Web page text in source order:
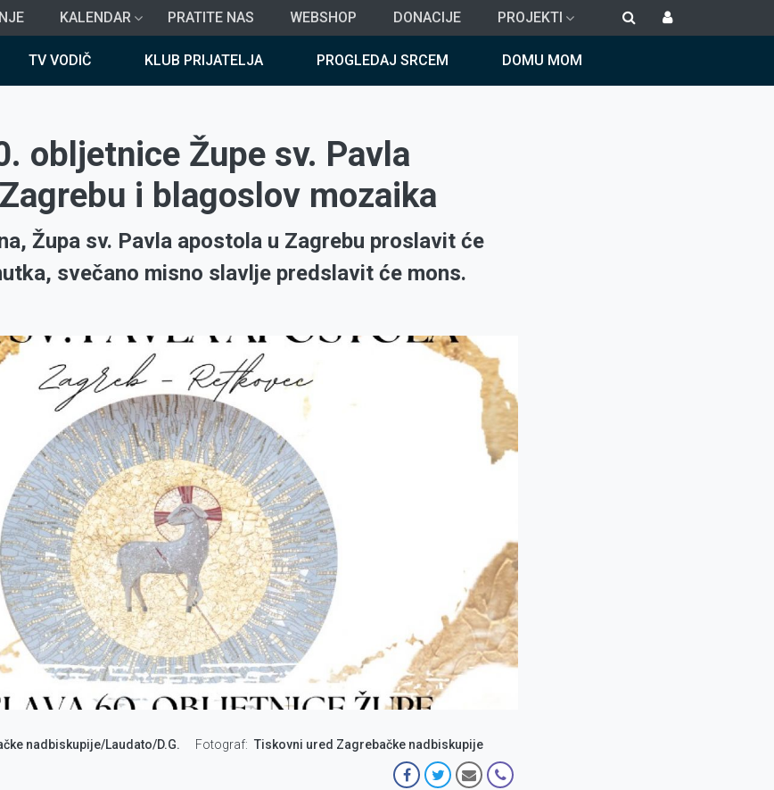
KALENDAR PRATITE NAS WEBSHOP DONACIJE PROJEKTI
TV VODIČ KLUB PRIJATELJA PROGLEDAJ SRCEM DOMU MOM
obljetnice Župe sv. Pavla
i blagoslov mozaika
Župa sv. Pavla apostola u Zagrebu proslavit će
svečano misno slavlje predslavit će mons.
nadbiskupije/Laudato/D.G. Fotograf Tiskovni ured Zagrebačke nadbiskupije